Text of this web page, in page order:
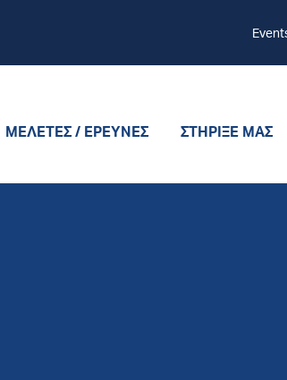
ΜΕΛΈΤΕΣ / ΈΡΕΥΝΕΣ ΣΤΉΡΙΞΈ ΜΑΣ